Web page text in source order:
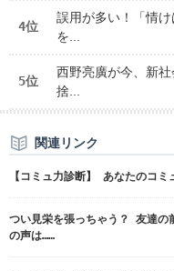
4位
誤用が多い！「情
を...
5位
西野亮廣が今、新
捨...
関連リンク
【コミュ力診断】 あなたのコ
つい見栄を張っちゃう？ 友達の
の声は……